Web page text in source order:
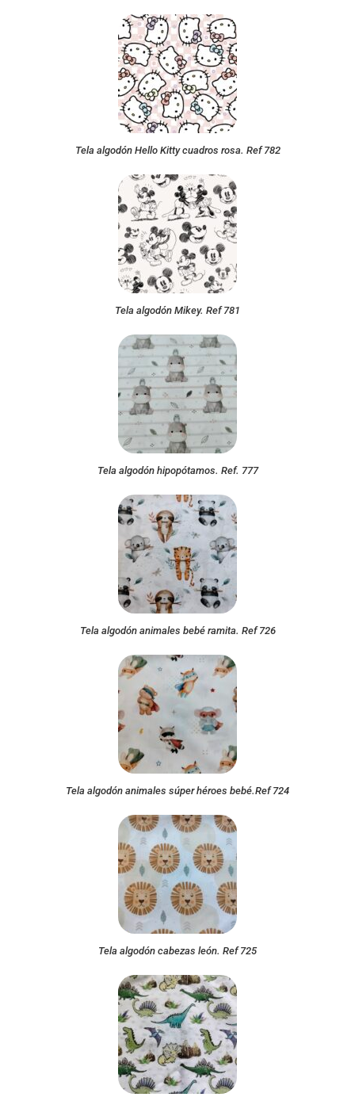
Tela algodón Hello Kitty cuadros rosa. Ref 782
Tela algodón Mikey. Ref 781
Tela algodón hipopótamos. Ref. 777
Tela algodón animales bebé ramita. Ref 726
Tela algodón animales súper héroes bebé.Ref 724
Tela algodón cabezas león. Ref 725